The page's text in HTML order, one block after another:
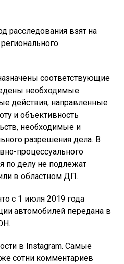
расследования взят на
соответствующие
необходимые
действия, направленные
и объективность
необходимые и
разрешения дела. В
процессуального
по делу не подлежат
в областном ДП.
с 1 июля 2019 года
автомобилей передана в
в Instagram. Самые
сотни комментариев